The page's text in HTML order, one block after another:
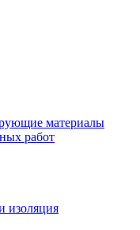
материалы
работ
изоляция